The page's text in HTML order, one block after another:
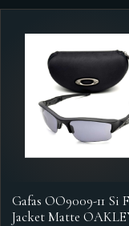
Gafas OO9009-11 Si
Jacket Matte